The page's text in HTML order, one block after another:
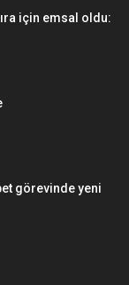
için emsal oldu:
görevinde yeni